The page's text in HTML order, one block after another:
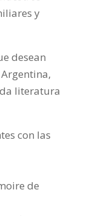
y
desean
literatura
con las
de